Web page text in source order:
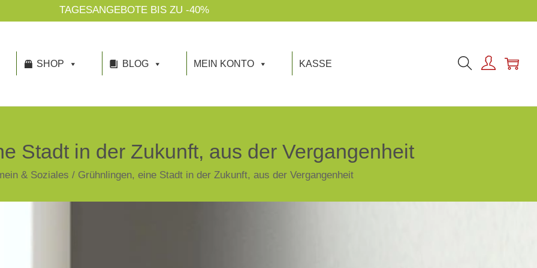
TAGESANGEBOTE BIS ZU -40%
SHOP BLOG MEIN KONTO KASSE
Stadt in der Zukunft, aus der Vergangenheit
& Soziales / Grühnlingen, eine Stadt in der Zukunft, aus der Vergangenheit